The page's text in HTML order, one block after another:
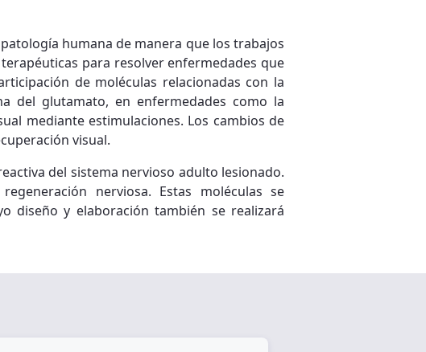
humana de manera que los trabajos
para resolver enfermedades que
de moléculas relacionadas con la
del glutamato, en enfermedades como la
mediante estimulaciones. Los cambios de
visual.
del sistema nervioso adulto lesionado.
nerviosa. Estas moléculas se
diseño y elaboración también se realizará